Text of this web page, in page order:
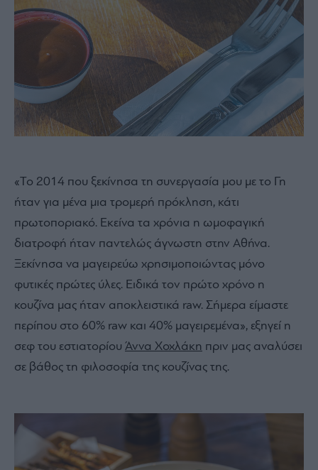
«Το 2014 που ξεκίνησα τη συνεργασία μου με το Γη
ήταν για μένα μια τρομερή πρόκληση, κάτι
πρωτοποριακό. Εκείνα τα χρόνια η ωμοφαγική
διατροφή ήταν παντελώς άγνωστη στην Αθήνα.
Ξεκίνησα να μαγειρεύω χρησιμοποιώντας μόνο
φυτικές πρώτες ύλες. Ειδικά τον πρώτο χρόνο η
κουζίνα μας ήταν αποκλειστικά raw. Σήμερα είμαστε
περίπου στο 60% raw και 40% μαγειρεμένα», εξηγεί η
σεφ του εστιατορίου Άννα Χοχλάκη πριν μας αναλύσει
σε βάθος τη φιλοσοφία της κουζίνας της.